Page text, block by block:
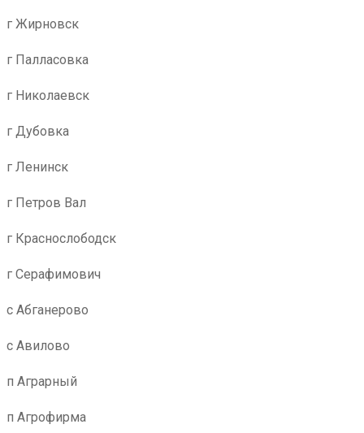
г Жирновск
г Палласовка
г Николаевск
г Дубовка
г Ленинск
г Петров Вал
г Краснослободск
г Серафимович
с Абганерово
с Авилово
п Аграрный
п Агрофирма